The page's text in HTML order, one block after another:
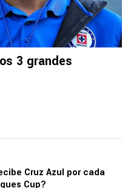
3 grandes
Cruz Azul por cada
Cup?